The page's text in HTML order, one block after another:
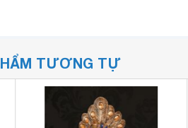
TƯƠNG TỰ